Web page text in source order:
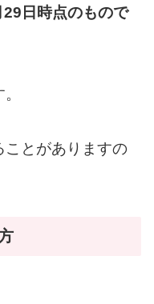
日時点のもので
ことがありますの